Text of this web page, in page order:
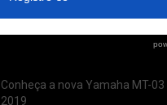
10 causas da queda de pressão
Conheça a nova Yamaha MT-03
2019